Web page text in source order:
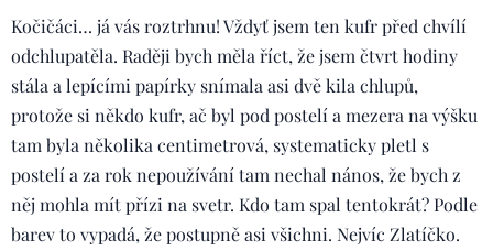
Kočičáci… já vás roztrhnu! Vždyť jsem ten kufr před chvílí
odchlupatěla. Raději bych měla říct, že jsem čtvrt hodiny
stála a lepícími papírky snímala asi dvě kila chlupů,
protože si někdo kufr, ač byl pod postelí a mezera na výšku
tam byla několika centimetrová, systematicky pletl s
postelí a za rok nepoužívání tam nechal nános, že bych z
něj mohla mít přízi na svetr. Kdo tam spal tentokrát? Podle
barev to vypadá, že postupně asi všichni. Nejvíc Zlatíčko.